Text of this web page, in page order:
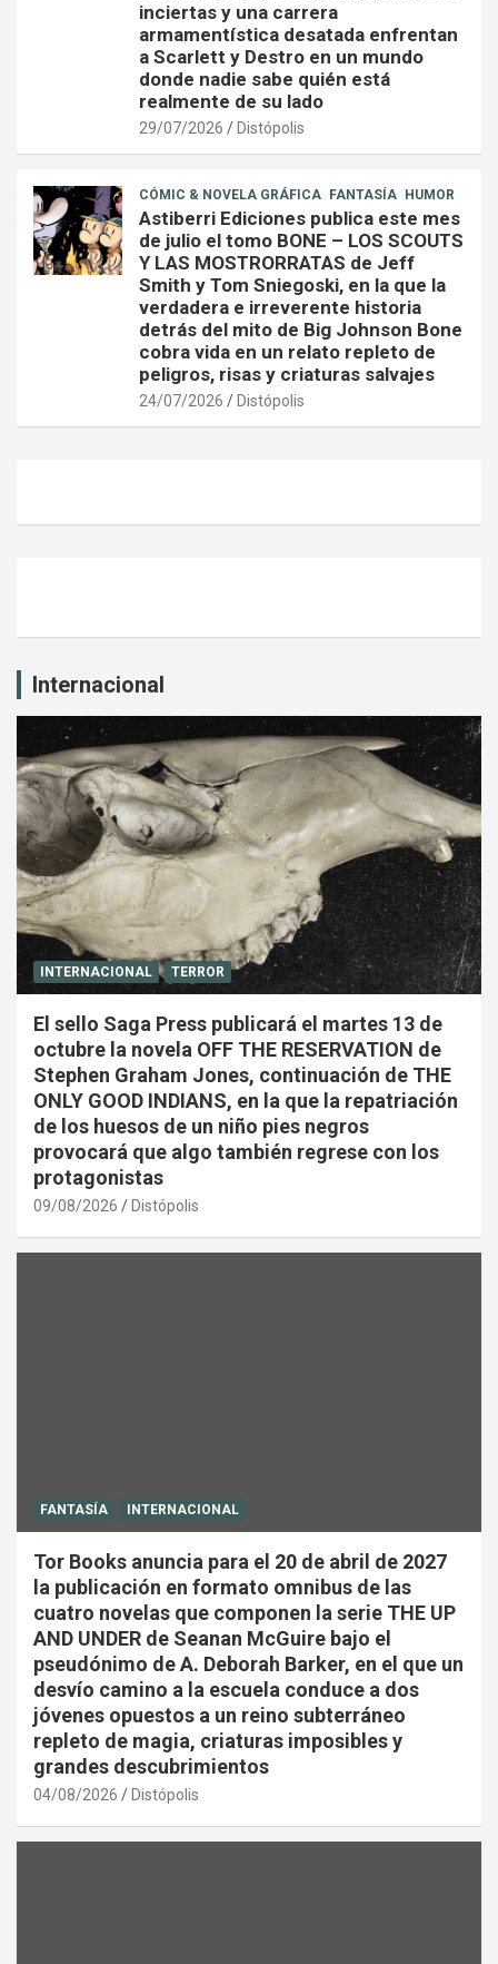
inciertas y una carrera
armamentística desatada enfrentan
a Scarlett y Destro en un mundo
donde nadie sabe quién está
realmente de su lado
29/07/2026 Distópolis
CÓMIC & NOVELA GRÁFICA FANTASÍA HUMOR
Astiberri Ediciones publica este mes
de julio el tomo BONE – LOS SCOUTS
Y LAS MOSTRORRATAS de Jeff
Smith y Tom Sniegoski, en la que la
verdadera e irreverente historia
detrás del mito de Big Johnson Bone
cobra vida en un relato repleto de
peligros, risas y criaturas salvajes
24/07/2026 Distópolis
Internacional
INTERNACIONAL TERROR
El sello Saga Press publicará el martes 13 de
octubre la novela OFF THE RESERVATION de
Stephen Graham Jones, continuación de THE
ONLY GOOD INDIANS, en la que la repatriación
de los huesos de un niño pies negros
provocará que algo también regrese con los
protagonistas
09/08/2026 Distópolis
FANTASÍA INTERNACIONAL
Tor Books anuncia para el 20 de abril de 2027
la publicación en formato omnibus de las
cuatro novelas que componen la serie THE UP
AND UNDER de Seanan McGuire bajo el
pseudónimo de A. Deborah Barker, en el que un
desvío camino a la escuela conduce a dos
jóvenes opuestos a un reino subterráneo
repleto de magia, criaturas imposibles y
grandes descubrimientos
04/08/2026 Distópolis